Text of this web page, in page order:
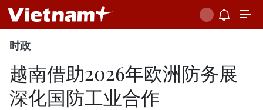
时政
越南借助2026年欧洲防务展
深化国防工业合作